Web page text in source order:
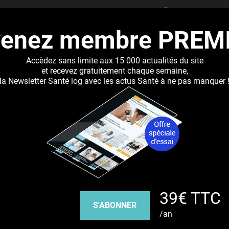
Jump to navigation
RECHERCHER
clé de nouveaux traitements
Youbute
membre
Accèdez sans limite aux 15 000 actualités du site
et recevez gratuitement chaque semaine,
la Newsletter Santé log avec les actus Santé à ne pas manquer !
S'ABONNER 39€ TTC
/an